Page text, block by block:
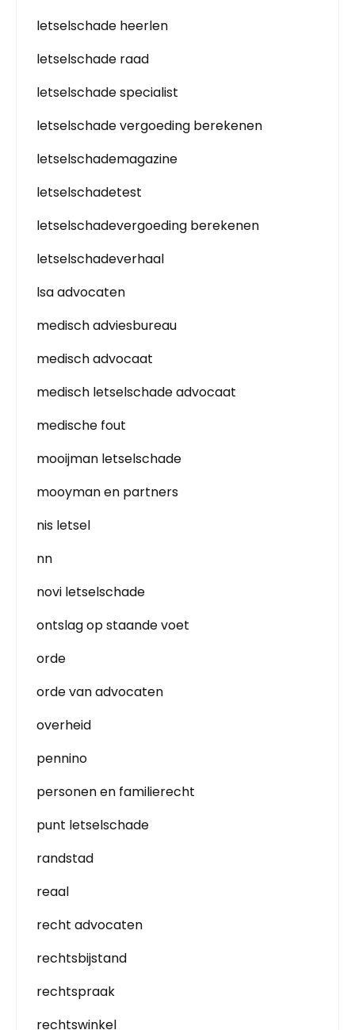
letselschade heerlen
letselschade raad
letselschade specialist
letselschade vergoeding berekenen
letselschademagazine
letselschadetest
letselschadevergoeding berekenen
letselschadeverhaal
lsa advocaten
medisch adviesbureau
medisch advocaat
medisch letselschade advocaat
medische fout
mooijman letselschade
mooyman en partners
nis letsel
nn
novi letselschade
ontslag op staande voet
orde
orde van advocaten
overheid
pennino
personen en familierecht
punt letselschade
randstad
reaal
recht advocaten
rechtsbijstand
rechtspraak
rechtswinkel